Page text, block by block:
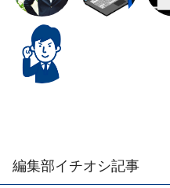
編集部イチオシ記事